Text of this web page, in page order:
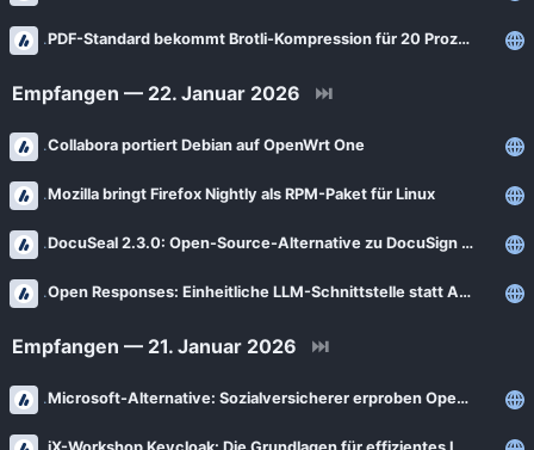
PDF-Standard bekommt Brotli-Kompression für 20 Prozent kleinere Dateien
Empfangen — 22. Januar 2026 ⏭
Collabora portiert Debian auf OpenWrt One
Mozilla bringt Firefox Nightly als RPM-Paket für Linux
DocuSeal 2.3.0: Open-Source-Alternative zu DocuSign mit KI-Features
Open Responses: Einheitliche LLM-Schnittstelle statt Adapter-Chaos
Empfangen — 21. Januar 2026 ⏭
Microsoft-Alternative: Sozialversicherer erproben OpenDesk für den Ernstfall